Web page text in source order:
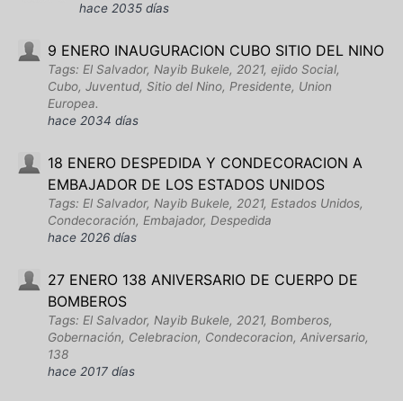
hace 2035 días
9 ENERO INAUGURACION CUBO SITIO DEL NINO
Tags: El Salvador, Nayib Bukele, 2021, ejido Social,
Cubo, Juventud, Sitio del Nino, Presidente, Union
Europea.
hace 2034 días
18 ENERO DESPEDIDA Y CONDECORACION A
EMBAJADOR DE LOS ESTADOS UNIDOS
Tags: El Salvador, Nayib Bukele, 2021, Estados Unidos,
Condecoración, Embajador, Despedida
hace 2026 días
27 ENERO 138 ANIVERSARIO DE CUERPO DE
BOMBEROS
Tags: El Salvador, Nayib Bukele, 2021, Bomberos,
Gobernación, Celebracion, Condecoracion, Aniversario,
138
hace 2017 días